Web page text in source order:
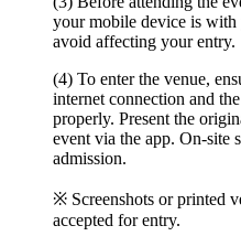
your mobile device is
avoid affecting your entry.
(4) To enter the venue,
internet connection and
properly. Present the
event via the app. On-
admission.
※ Screenshots or printed
accepted for entry.